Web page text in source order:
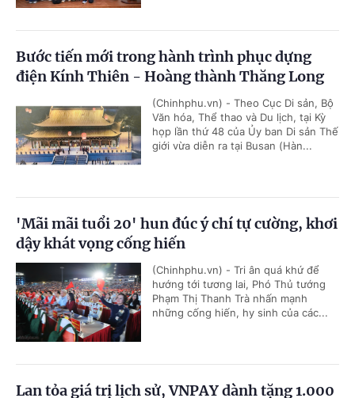
Bước tiến mới trong hành trình phục dựng
điện Kính Thiên - Hoàng thành Thăng Long
(Chinhphu.vn) - Theo Cục Di sản, Bộ
Văn hóa, Thể thao và Du lịch, tại Kỳ
họp lần thứ 48 của Ủy ban Di sản Thế
giới vừa diễn ra tại Busan (Hàn...
'Mãi mãi tuổi 20' hun đúc ý chí tự cường, khơi
dậy khát vọng cống hiến
(Chinhphu.vn) - Tri ân quá khứ để
hướng tới tương lai, Phó Thủ tướng
Phạm Thị Thanh Trà nhấn mạnh
những cống hiến, hy sinh của các...
Lan tỏa giá trị lịch sử, VNPAY dành tặng 1.000